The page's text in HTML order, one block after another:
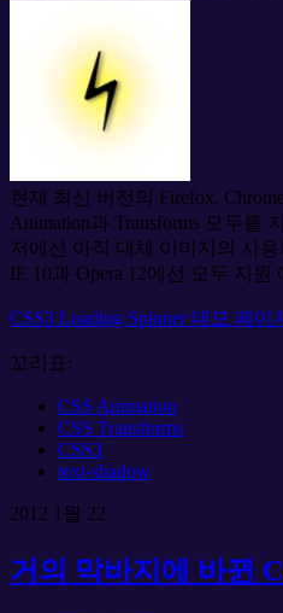
현재 최신 버전의 Firefox,
Animation과 Transforms 모두를
저에선 아직 대체 이미지의 사
IE 10과 Opera 12에선 모두 지원
CSS3 Loading Spinner 데모 페이
꼬리표:
CSS Animation
CSS Transforms
CSS3
text-shadow
2012 1월 22
거의 막바지에 바뀐